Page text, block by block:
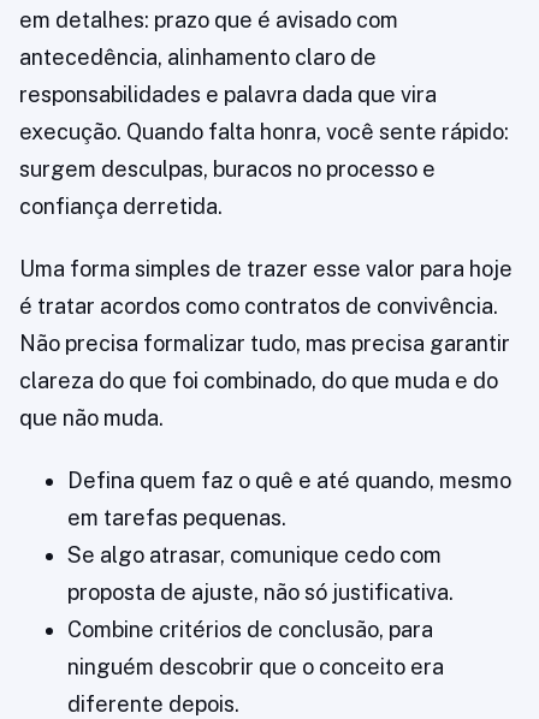
em detalhes: prazo que é avisado com
antecedência, alinhamento claro de
responsabilidades e palavra dada que vira
execução. Quando falta honra, você sente rápido:
surgem desculpas, buracos no processo e
confiança derretida.
Uma forma simples de trazer esse valor para hoje
é tratar acordos como contratos de convivência.
Não precisa formalizar tudo, mas precisa garantir
clareza do que foi combinado, do que muda e do
que não muda.
Defina quem faz o quê e até quando, mesmo
em tarefas pequenas.
Se algo atrasar, comunique cedo com
proposta de ajuste, não só justificativa.
Combine critérios de conclusão, para
ninguém descobrir que o conceito era
diferente depois.